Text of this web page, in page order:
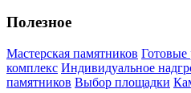
Полезное
Мастерская памятников Готовые
комплекс Индивидуальное
памятников Выбор площадки